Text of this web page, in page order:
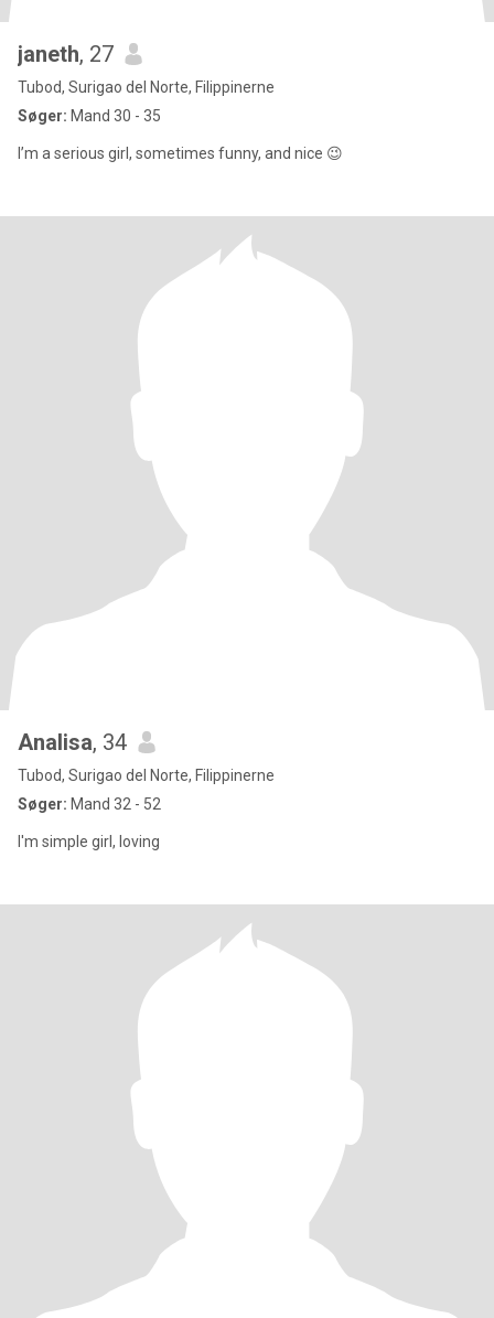
janeth, 27
Tubod, Surigao del Norte, Filippinerne
Søger: Mand 30 - 35
I’m a serious girl, sometimes funny, and nice 😉
Analisa, 34
Tubod, Surigao del Norte, Filippinerne
Søger: Mand 32 - 52
I'm simple girl, loving